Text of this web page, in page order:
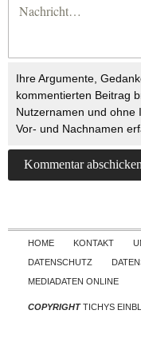
Ihre Argumente,
kommentierten Beitrag
Nutzernamen und ohne
Vor- und Nachnamen
HOME KONTAKT
DATENSCHUTZ
MEDIADATEN ONLINE
COPYRIGHTTICHYS